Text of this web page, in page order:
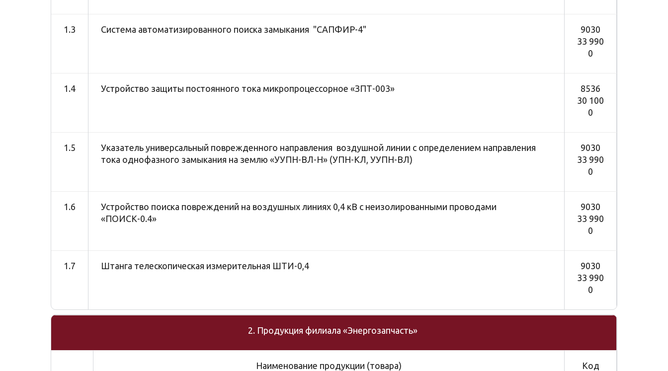
1.3 Система автоматизированного поиска замыкания "САПФИР-4"
9030
33 990
0
1.4 Устройство защиты постоянного тока микропроцессорное «ЗПТ-003»
8536
30 100
0
1.5
Указатель универсальный поврежденного направления воздушной линии с определением направления
тока однофазного замыкания на землю «УУПН-ВЛ-Н» (УПН-КЛ, УУПН-ВЛ)
9030
33 990
0
1.6
Устройство поиска повреждений на воздушных линиях 0,4 кВ с неизолированными проводами
«ПОИСК-0.4»
9030
33 990
0
1.7 Штанга телескопическая измерительная ШТИ-0,4
9030
33 990
0
2. Продукция филиала «Энергозапчасть»
Наименование продукции (товара)
Код